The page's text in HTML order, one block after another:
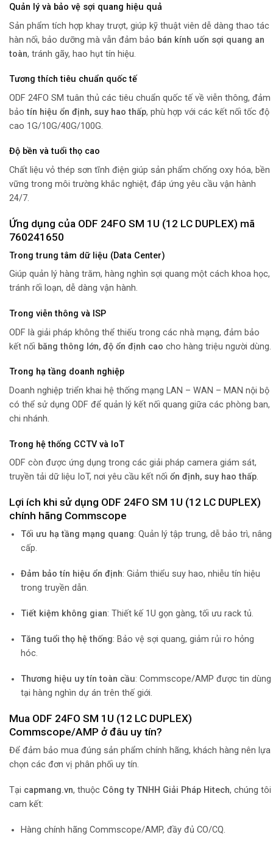
Quản lý và bảo vệ sợi quang hiệu quả
Sản phẩm tích hợp khay trượt, giúp kỹ thuật viên dễ dàng thao tác
hàn nối, bảo dưỡng mà vẫn đảm bảo bán kính uốn sợi quang an
toàn, tránh gãy, hao hụt tín hiệu.
Tương thích tiêu chuẩn quốc tế
ODF 24FO SM tuân thủ các tiêu chuẩn quốc tế về viễn thông, đảm
bảotín hiệu ổn định, suy hao thấp, phù hợp với các kết nối tốc độ
cao 1G/10G/40G/100G.
Độ bền và tuổi thọ cao
Chất liệu vỏ thép sơn tĩnh điện giúp sản phẩm chống oxy hóa, bền
vững trong môi trường khắc nghiệt, đáp ứng yêu cầu vận hành
24/7.
Ứng dụng của ODF 24FO SM 1U (12 LC DUPLEX) mã
760241650
Trong trung tâm dữ liệu (Data Center)
Giúp quản lý hàng trăm, hàng nghìn sợi quang một cách khoa học,
tránh rối loạn, dễ dàng vận hành.
Trong viễn thông và ISP
ODF là giải pháp không thể thiếu trong các nhà mạng, đảm bảo
kết nối băng thông lớn, độ ổn định cao cho hàng triệu người dùng.
Trong hạ tầng doanh nghiệp
Doanh nghiệp triển khai hệ thống mạng LAN – WAN – MAN nội bộ
có thể sử dụng ODF để quản lý kết nối quang giữa các phòng ban,
chi nhánh.
Trong hệ thống CCTV và IoT
ODF còn được ứng dụng trong các giải pháp camera giám sát,
truyền tải dữ liệu IoT, nơi yêu cầu kết nối ổn định, suy hao thấp.
Lợi ích khi sử dụng ODF 24FO SM 1U (12 LC DUPLEX)
chính hãng Commscope
Tối ưu hạ tầng mạng quang: Quản lý tập trung, dễ bảo trì, nâng
cấp.
Đảm bảo tín hiệu ổn định: Giảm thiểu suy hao, nhiễu tín hiệu
trong truyền dẫn.
Tiết kiệm không gian: Thiết kế 1U gọn gàng, tối ưu rack tủ.
Tăng tuổi thọ hệ thống: Bảo vệ sợi quang, giảm rủi ro hỏng
hóc.
Thương hiệu uy tín toàn cầu: Commscope/AMP được tin dùng
tại hàng nghìn dự án trên thế giới.
Mua ODF 24FO SM 1U (12 LC DUPLEX)
Commscope/AMP ở đâu uy tín?
Để đảm bảo mua đúng sản phẩm chính hãng, khách hàng nên lựa
chọn các đơn vị phân phối uy tín.
Tại capmang.vn, thuộc Công ty TNHH Giải Pháp Hitech, chúng tôi
cam kết:
Hàng chính hãng Commscope/AMP, đầy đủ CO/CQ.